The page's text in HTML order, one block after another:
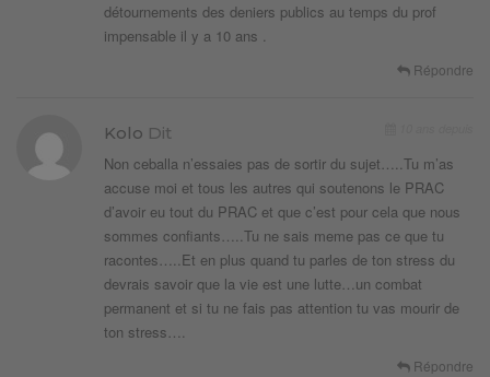
détournements des deniers publics au temps du prof
impensable il y a 10 ans .
Répondre
Kolo Dit
Non ceballa n’essaies pas de sortir du sujet…..Tu m’as
accuse moi et tous les autres qui soutenons le PRAC
d’avoir eu tout du PRAC et que c’est pour cela que nous
sommes confiants…..Tu ne sais meme pas ce que tu
racontes…..Et en plus quand tu parles de ton stress du
devrais savoir que la vie est une lutte…un combat
permanent et si tu ne fais pas attention tu vas mourir de
ton stress….
Répondre